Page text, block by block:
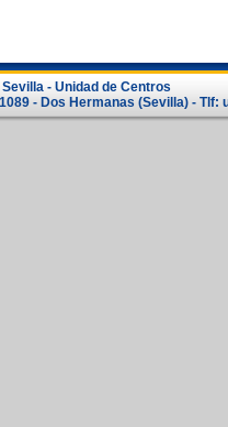
- Unidad de Centros
- Dos Hermanas (Sevilla) - Tlf: